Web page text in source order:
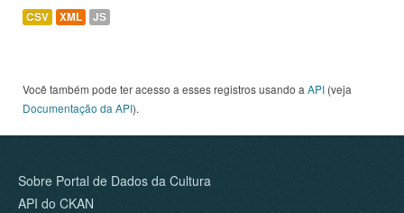
CSV XML JS
Você também pode ter acesso a esses registros usando a API (veja
Documentação da API).
Sobre Portal de Dados da Cultura
API do CKAN